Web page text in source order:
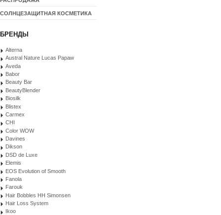
СОЛНЦЕЗАЩИТНАЯ КОСМЕТИКА
БРЕНДЫ
Alterna
Austral Nature Lucas Papaw
Aveda
Babor
Beauty Bar
BeautyBlender
Biosilk
Blistex
Carmex
CHI
Color WOW
Davines
Dikson
DSD de Luxe
Elemis
EOS Evolution of Smooth
Fanola
Farouk
Hair Bobbles HH Simonsen
Hair Loss System
Ikoo